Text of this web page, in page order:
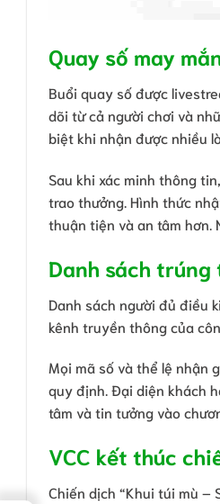
Quay số may
Buổi quay số được
dõi từ cả người chơi và
biệt khi nhận được nhiều
Sau khi xác minh thông
trao thưởng. Hình thức
thuận tiện và an tâm hơn.
Danh sách
Danh sách người đủ điều
kênh truyền thông của
Mọi mã số và thể lệ nhận
quy định. Đại diện khách
tâm và tin tưởng vào
VCC kết thúc
Chiến dịch “Khui túi mù –